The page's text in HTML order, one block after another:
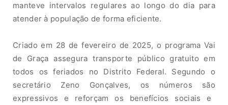
manteve intervalos regulares ao longo do dia para
atender à população de forma eficiente.
Criadoem 28 de fevereiro de 2025,o programa Vai
de Graçaassegura transporte público gratuitoem
todos osferiados no Distrito Federal. Segundo o
secretário Zeno Gonçalves, os números são
expressivos e reforçamos benefícios sociais e